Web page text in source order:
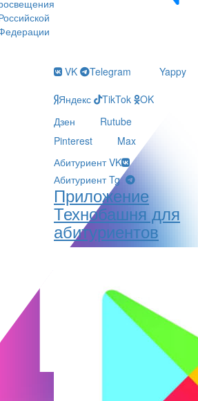
VK Telegram
Yappy
Яндекс
TikTok
OK
Дзен
Rutube
Pinterest
Max
Абитуриент VK
Абитуриент Tg
Приложение
Технобашня для
абитуриентов